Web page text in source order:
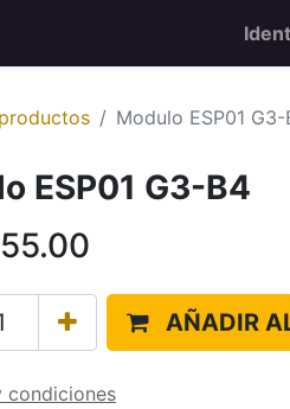
Modulo ESP01 G3-
ESP01 G3-B4
AÑADIR
condiciones